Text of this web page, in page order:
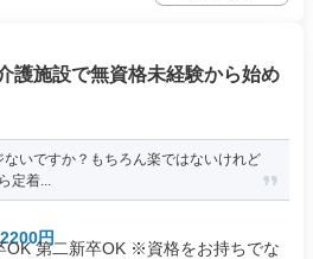
護施設で無資格未経験から始め
いですか？もちろん楽ではないけれど
定着...
円
OK 第二新卒OK ※資格をお持ちでな